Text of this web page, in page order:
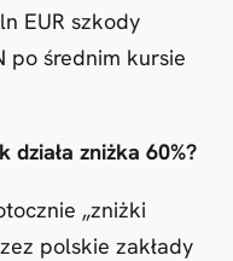
EUR szkody
po średnim kursie
działa zniżka 60%?
„zniżki
polskie zakłady